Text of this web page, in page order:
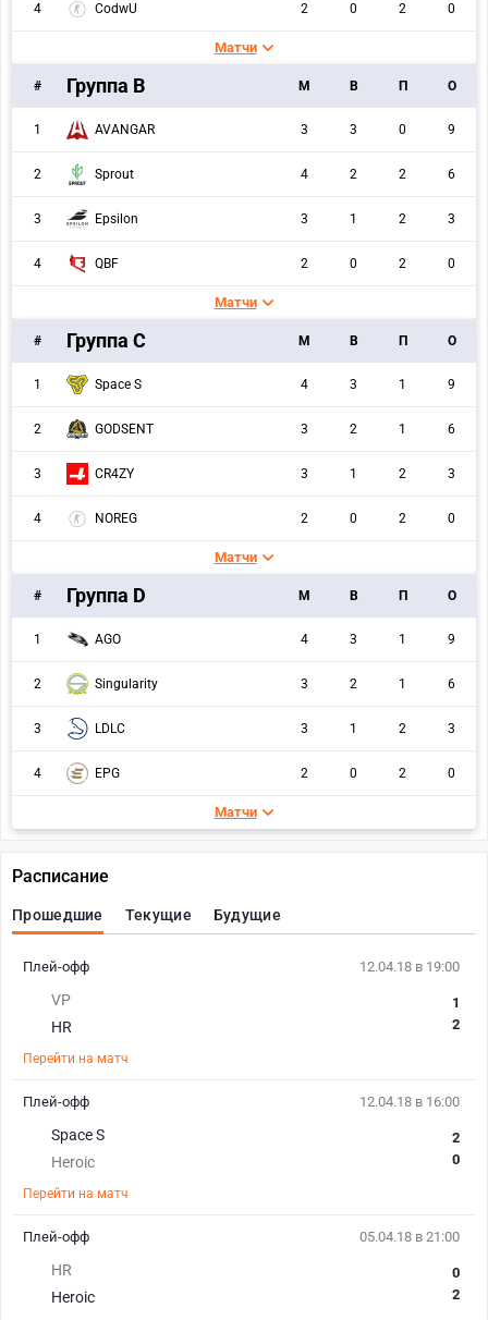
4 CodwU 2 0 2 0
Матчи
# Группа B M В П О
1 AVANGAR 3 3 0 9
2 Sprout 4 2 2 6
3 Epsilon 3 1 2 3
4 QBF 2 0 2 0
Матчи
# Группа C M В П О
1 Space S 4 3 1 9
2 GODSENT 3 2 1 6
3 CR4ZY 3 1 2 3
4 NOREG 2 0 2 0
Матчи
# Группа D M В П О
1 AGO 4 3 1 9
2 Singularity 3 2 1 6
3 LDLC 3 1 2 3
4 EPG 2 0 2 0
Матчи
Расписание
Прошедшие Текущие Будущие
12.04.18 в 19:00
VP
HR
1
2
Перейти на матч
Плей-офф
12.04.18 в 16:00
Space S
Heroic
2
0
Перейти на матч
Плей-офф
05.04.18 в 21:00
HR
Heroic
0
2
Плей-офф